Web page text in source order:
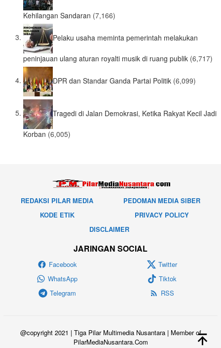
Kehilangan Sandaran (7,166)
Pelaku usaha meminta pemerintah melakukan
peninjauan ulang aturan royalti musik di ruang publik (6,717)
DPR dan Standar Ganda Partai Politik (6,099)
Tragedi di Jalan Demokrasi, Ketika Rakyat Kecil Jadi
Korban (6,005)
REDAKSI PILAR MEDIA
PEDOMAN MEDIA SIBER
KODE ETIK
PRIVACY POLICY
DISCLAIMER
JARINGAN SOCIAL
Facebook
Twitter
WhatsApp
Tiktok
Telegram
RSS
@copyright 2021 | Tiga Pilar Multimedia Nusantara | Member of
PilarMediaNusantara.Com